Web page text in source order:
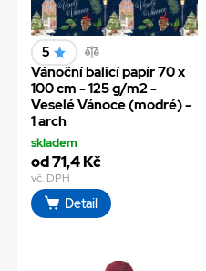
5
Vánoční balicí papír 70 x
100 cm - 125 g/m2 -
Veselé Vánoce (modré) -
1 arch
skladem
od 71,4 Kč
vč. DPH
Detail